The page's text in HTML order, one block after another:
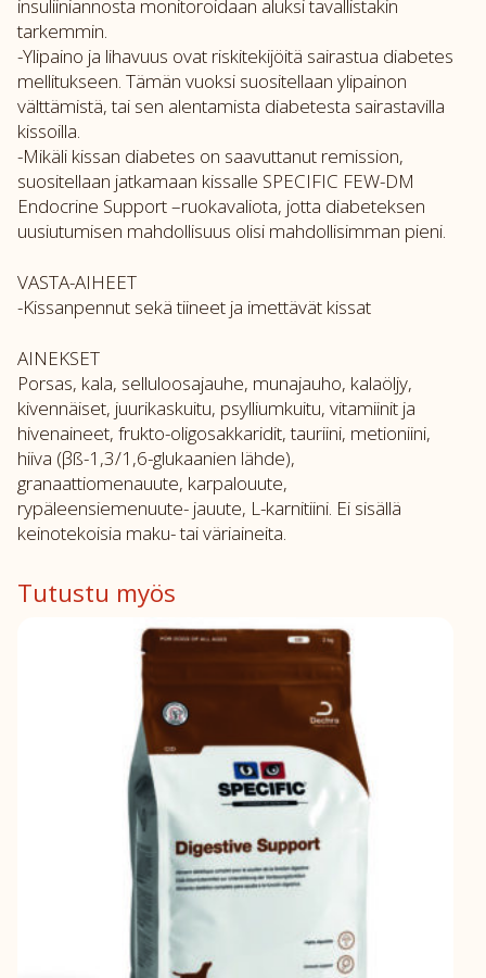
insuliiniannosta monitoroidaan aluksi tavallistakin
tarkemmin.
-Ylipaino ja lihavuus ovat riskitekijöitä sairastua diabetes
mellitukseen. Tämän vuoksi suositellaan ylipainon
välttämistä, tai sen alentamista diabetesta sairastavilla
kissoilla.
-Mikäli kissan diabetes on saavuttanut remission,
suositellaan jatkamaan kissalle SPECIFIC FEW-DM
Endocrine Support –ruokavaliota, jotta diabeteksen
uusiutumisen mahdollisuus olisi mahdollisimman pieni.
VASTA-AIHEET
-Kissanpennut sekä tiineet ja imettävät kissat
AINEKSET
Porsas, kala, selluloosajauhe, munajauho, kalaöljy,
kivennäiset, juurikaskuitu, psylliumkuitu, vitamiinit ja
hivenaineet, frukto-oligosakkaridit, tauriini, metioniini,
hiiva (βß-1,3/1,6-glukaanien lähde),
granaattiomenauute, karpalouute,
rypäleensiemenuute- jauute, L-karnitiini. Ei sisällä
keinotekoisia maku- tai väriaineita.
Tutustu myös